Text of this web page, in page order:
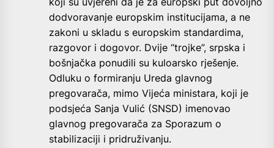
dodvoravanje europskim institucijama, a ne
zakoni u skladu s europskim standardima,
razgovor i dogovor. Dvije “trojke”, srpska i
bošnjačka ponudili su kuloarsko rješenje.
Odluku o formiranju Ureda glavnog
pregovarača, mimo Vijeća ministara, koji je
podsjeća Sanja Vulić (SNSD) imenovao
glavnog pregovarača za Sporazum o
stabilizaciji i pridruživanju.